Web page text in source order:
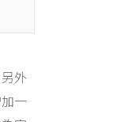
外
一